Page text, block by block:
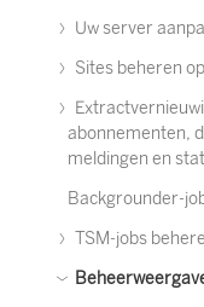
Uw server
Sites beheren
abonnementen,
meldingen en
Backgrounder-
TSM-jobs